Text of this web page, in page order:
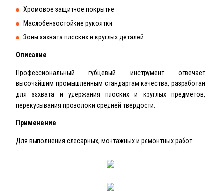
Хромовое защитное покрытие
Маслобензостойкие рукоятки
Зоны захвата плоских и круглых деталей
Описание
Профессиональный губцевый инструмент отвечает
высочайшим промышленным стандартам качества, разработан
для захвата и удержания плоских и круглых предметов,
перекусывания проволоки средней твердости.
Применение
Для выполнения слесарных, монтажных и ремонтных работ